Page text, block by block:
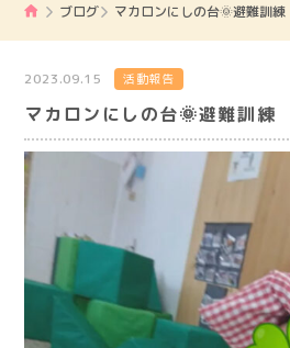
ブログ マカロンにしの台🌞避難訓練
2023.09.15 活動報告
マカロンにしの台🌞避難訓練